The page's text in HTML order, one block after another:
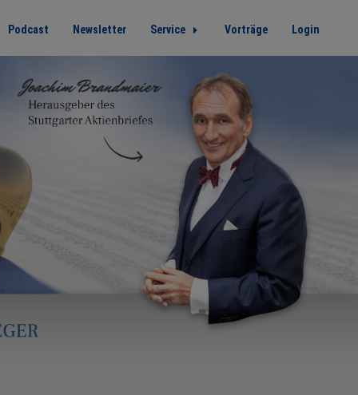
Podcast Newsletter Service Vorträge Login